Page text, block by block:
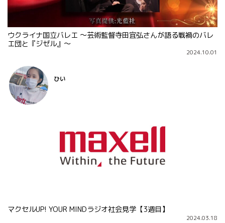
ウクライナ国立バレエ 〜芸術監督寺田宜弘さんが語る戦禍のバレ
エ団と『ジゼル』〜
2024.10.01
マクセルUP! YOUR MINDラジオ社会見学【3週目】
2024.03.18
ひい